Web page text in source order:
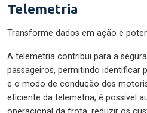
Telemetria
Transforme dados em ação e
A telemetria contribui para a
passageiros, permitindo identificar
e o modo de condução dos
eficiente da telemetria, é possível